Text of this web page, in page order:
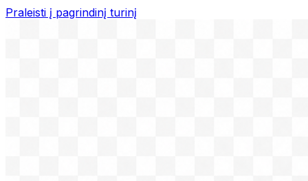
Praleisti į pagrindinį turinį